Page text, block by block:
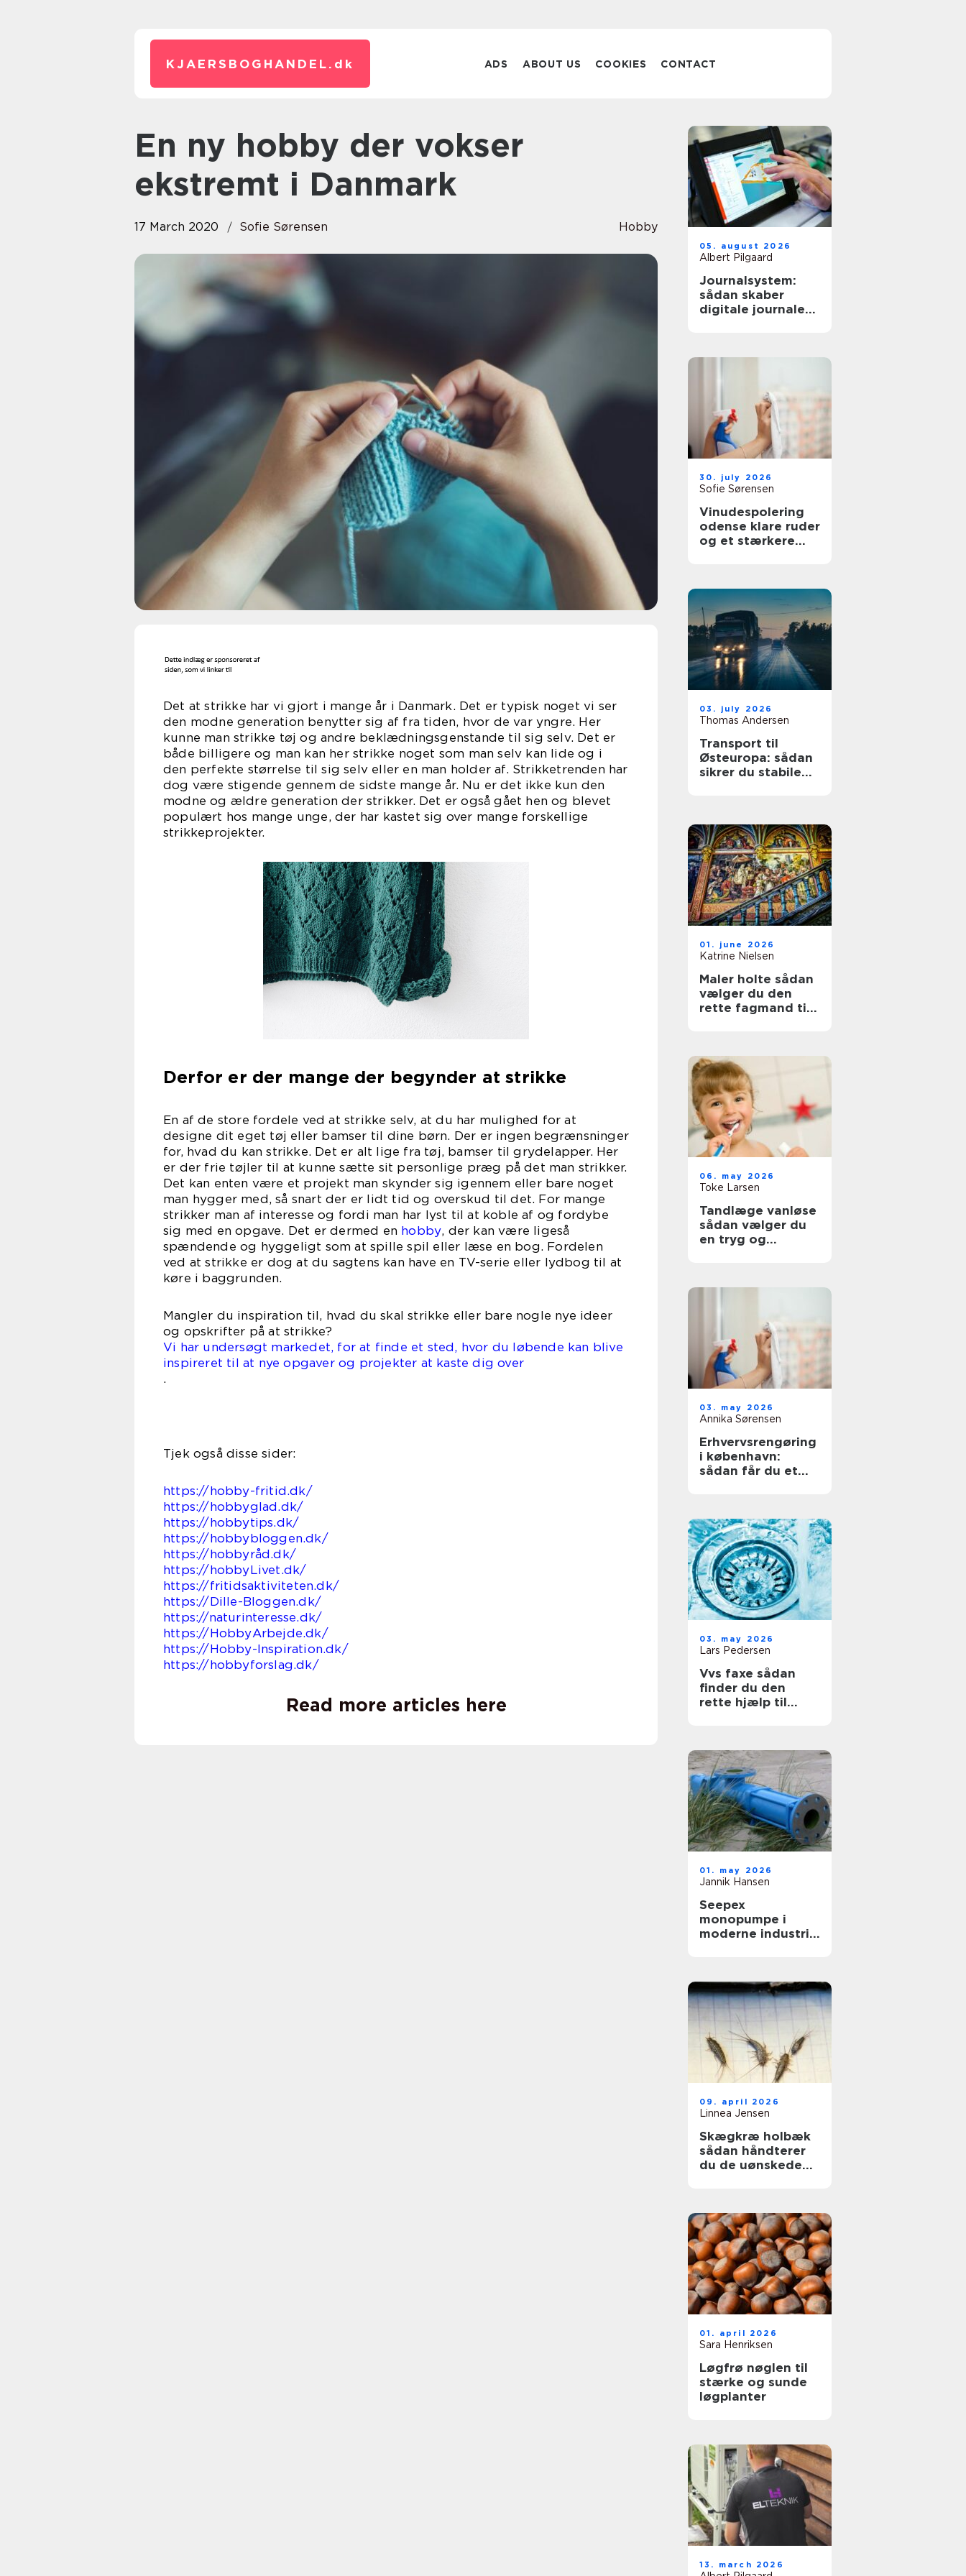
KJAERSBOGHANDEL. dk ADS ABOUT US COOKIES CONTACT
En ny hobby der vokser
ekstremt i Danmark
17 March 2020 Sofie Sørensen Hobby
Det at strikke har vi gjort i mange år i Danmark. Det er typisk noget vi ser
den modne generation benytter sig af fra tiden, hvor de var yngre. Her
kunne man strikke tøj og andre beklædningsgenstande til sig selv. Det er
både billigere og man kan her strikke noget som man selv kan lide og i
den perfekte størrelse til sig selv eller en man holder af. Strikketrenden har
dog være stigende gennem de sidste mange år. Nu er det ikke kun den
modne og ældre generation der strikker. Det er også gået hen og blevet
populært hos mange unge, der har kastet sig over mange forskellige
strikkeprojekter.
Derfor er der mange der begynder at strikke
En af de store fordele ved at strikke selv, at du har mulighed for at
designe dit eget tøj eller bamser til dine børn. Der er ingen begrænsninger
for, hvad du kan strikke. Det er alt lige fra tøj, bamser til grydelapper. Her
er der frie tøjler til at kunne sætte sit personlige præg på det man strikker.
Det kan enten være et projekt man skynder sig igennem eller bare noget
man hygger med, så snart der er lidt tid og overskud til det. For mange
strikker man af interesse og fordi man har lyst til at koble af og fordybe
sig med en opgave. Det er dermed en hobby, der kan være ligeså
spændende og hyggeligt som at spille spil eller læse en bog. Fordelen
ved at strikke er dog at du sagtens kan have en TV-serie eller lydbog til at
køre i baggrunden.
Mangler du inspiration til, hvad du skal strikke eller bare nogle nye ideer
og opskrifter på at strikke?
Vi har undersøgt markedet, for at finde et sted, hvor du løbende kan blive
inspireret til at nye opgaver og projekter at kaste dig over
.
Tjek også disse sider:
https://hobby-fritid.dk/
https://hobbyglad.dk/
https://hobbytips.dk/
https://hobbybloggen.dk/
https://hobbyråd.dk/
https://hobbyLivet.dk/
https://fritidsaktiviteten.dk/
https://Dille-Bloggen.dk/
https://naturinteresse.dk/
https://HobbyArbejde.dk/
https://Hobby-Inspiration.dk/
https://hobbyforslag.dk/
Read more articles here
05. august 2026
Albert Pilgaard
Journalsystem:
sådan skaber
digitale journaler
30. july 2026
Sofie Sørensen
Vinudespolering
odense klare ruder
og et stærkere
03. july 2026
Thomas Andersen
Transport til
Østeuropa: sådan
sikrer du stabile
01. june 2026
Katrine Nielsen
Maler holte sådan
vælger du den
rette fagmand til
06. may 2026
Toke Larsen
Tandlæge vanløse
sådan vælger du
en tryg og
03. may 2026
Annika Sørensen
Erhvervsrengøring
i københavn:
sådan får du et
03. may 2026
Lars Pedersen
Vvs faxe sådan
finder du den
rette hjælp til
01. may 2026
Jannik Hansen
Seepex
monopumpe i
moderne industri:
09. april 2026
Linnea Jensen
Skægkræ holbæk
sådan håndterer
du de uønskede
01. april 2026
Sara Henriksen
Løgfrø nøglen til
stærke og sunde
løgplanter
13. march 2026